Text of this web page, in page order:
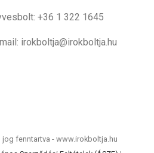
+36 1 322 1645
irokboltja@irokboltja.hu
jog fenntartva - www.irokboltja.hu